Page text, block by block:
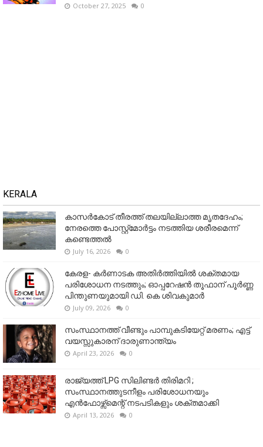
October 27, 2025 0
KERALA
കാസർകോട് തീരത്ത് തലയില്ലാത്ത മൃതദേഹം;
നേരത്തെ പോസ്റ്റ്‌മോർട്ടം നടത്തിയ ശരീരമെന്ന്
കണ്ടെത്തൽ
July 16, 2026 0
കേരള- കർണാടക അതിർത്തിയിൽ ശക്തമായ
പരിശോധന നടത്തും; ഓപ്പറേഷൻ തൂഫാന് പൂർണ്ണ
പിന്തുണയുമായി ഡി. കെ ശിവകുമാർ
July 09, 2026 0
സംസ്ഥാനത്ത് വീണ്ടും പാമ്പുകടിയേറ്റ് മരണം; എട്ട്
വയസ്സുകാരന് ദാരുണാന്ത്യം
April 23, 2026 0
രാജ്യത്ത് LPG സിലിണ്ടർ തിരിമറി ;
സംസ്ഥാനത്തുടനീളം പരിശോധനയും
എൻഫോഴ്സ്മെന്റ് നടപടികളും ശക്തമാക്കി
April 13, 2026 0